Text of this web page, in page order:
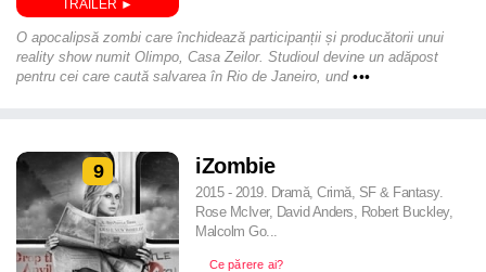
O apocalipsă zombi care închidează participanții și producătorii unui
reality show numit Olimpo, Casa Zeilor. Studioul devine un adăpost
pentru cei care caută salvarea în Rio de Janeiro, und •••
9 iZombie
2015 - 2019. Dramă, Crimă, SF & Fantasy.
Rose McIver, David Anders, Robert Buckley,
Malcolm Go...
Ce părere ai?